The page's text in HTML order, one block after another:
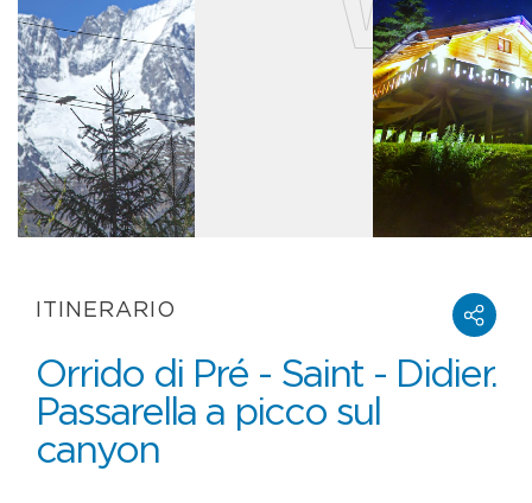
ITINERARIO
Orrido di Pré - Saint - Didier.
Passarella a picco sul
canyon